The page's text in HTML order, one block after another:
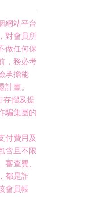
網站平台
對會員所
做任何保
，務必考
承擔能
計畫。
存摺及提
騙集團的
付費用及
含且不限
審查費、
都是詐
會員帳